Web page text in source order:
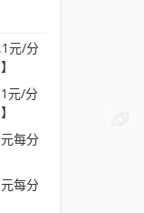
元/分
元/分
每分
每分